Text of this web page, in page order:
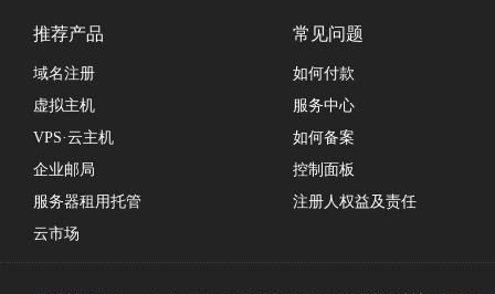
推荐产品
域名注册
虚拟主机
VPS·云主机
企业邮局
服务器租用托管
云市场
常见问题
如何付款
服务中心
如何备案
控制面板
注册人权益及责任